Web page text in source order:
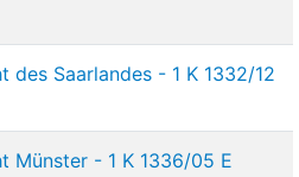
des Saarlandes - 1 K 1332/12
Münster - 1 K 1336/05 E